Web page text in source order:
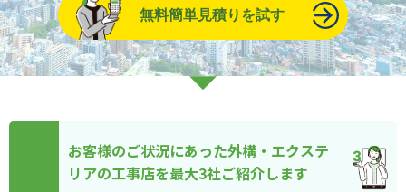
無料簡単見積りを試す
お客様のご状況にあった外構・エクステ
リアの工事店を最大3社ご紹介します